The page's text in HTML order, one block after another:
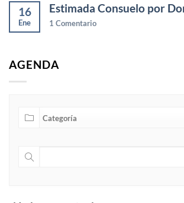
16
Ene
Estimada Consuelo por
1 Comentario
AGENDA